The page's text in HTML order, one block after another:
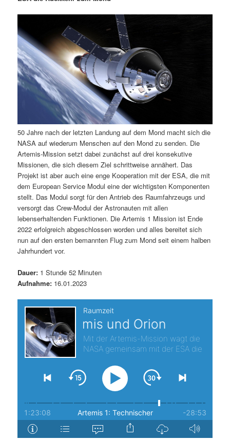
r
e
n
n
h
a
l
t
s
r
i
n
g
d
ä
r
n
I
n
h
a
l
s
p
r
i
e
n
a
v
i
g
a
t
i
o
50 Jahre nach der letzten Landung auf dem Mond macht sich die
NASA auf wiederum Menschen auf den Mond zu senden. Die
Artemis-Mission setzt dabei zunächst auf drei konsekutive
Missionen, die sich diesem Ziel schrittweise annähert. Das
Projekt ist aber auch eine enge Kooperation mit der ESA, die mit
dem European Service Modul eine der wichtigsten Komponenten
stellt. Das Modul sorgt für den Antrieb des Raumfahrzeugs und
versorgt das Crew-Modul der Astronauten mit allen
lebenserhaltenden Funktionen. Die Artemis 1 Mission ist Ende
2022 erfolgreich abgeschlossen worden und alles bereitet sich
nun auf den ersten bemannten Flug zum Mond seit einem halben
Jahrhundert vor.
Dauer: 1 Stunde 52 Minuten
Aufnahme: 16.01.2023